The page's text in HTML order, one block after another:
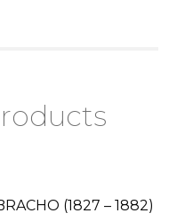
(1827 – 1882)